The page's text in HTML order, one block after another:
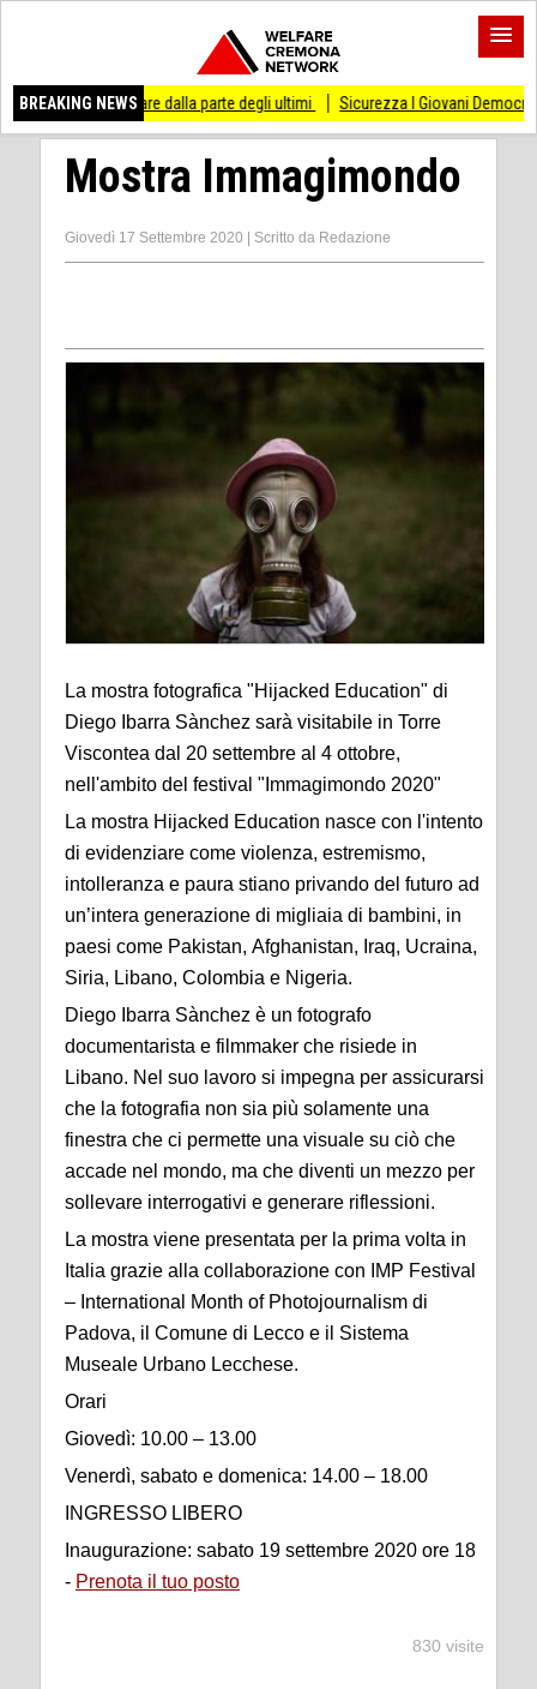
BREAKING NEWS
dalla parte degli ultimi Sicurezza I Giovani Democratici ribattono ai
Mostra Immagimondo
Giovedì 17 Settembre 2020 Scritto da Redazione
La mostra fotografica "Hijacked Education" di
Diego Ibarra Sànchez sarà visitabile in Torre
Viscontea dal 20 settembre al 4 ottobre,
nell'ambito del festival "Immagimondo 2020"
La mostra Hijacked Education nasce con l'intento
di evidenziare come violenza, estremismo,
intolleranza e paura stiano privando del futuro ad
un’intera generazione di migliaia di bambini, in
paesi come Pakistan, Afghanistan, Iraq, Ucraina,
Siria, Libano, Colombia e Nigeria.
Diego Ibarra Sànchez è un fotografo
documentarista e filmmaker che risiede in
Libano. Nel suo lavoro si impegna per assicurarsi
che la fotografia non sia più solamente una
finestra che ci permette una visuale su ciò che
accade nel mondo, ma che diventi un mezzo per
sollevare interrogativi e generare riflessioni.
La mostra viene presentata per la prima volta in
Italia grazie alla collaborazione con IMP Festival
– International Month of Photojournalism di
Padova, il Comune di Lecco e il Sistema
Museale Urbano Lecchese.
Orari
Giovedì: 10.00 – 13.00
Venerdì, sabato e domenica: 14.00 – 18.00
INGRESSO LIBERO
Inaugurazione: sabato 19 settembre 2020 ore 18
- Prenota il tuo posto
830 visite